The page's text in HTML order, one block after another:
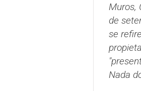
Muros,
de
se
Nada